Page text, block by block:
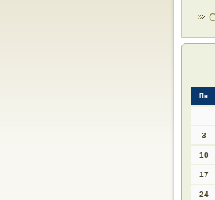
Пн
3
10
17
24